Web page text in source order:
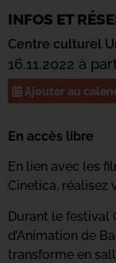
INFOS ET
Centre culturel
16.11.2022 à
Ajouter au
En accès libre
En lien avec les
Cinetica, réalisez
Durant le festival
d’Animation de
transforme en